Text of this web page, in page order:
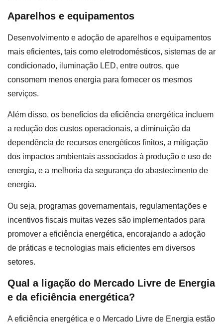
Aparelhos e equipamentos
Desenvolvimento e adoção de aparelhos e equipamentos
mais eficientes, tais como eletrodomésticos, sistemas de ar
condicionado, iluminação LED, entre outros, que
consomem menos energia para fornecer os mesmos
serviços.
Além disso, os benefícios da eficiência energética incluem
a redução dos custos operacionais, a diminuição da
dependência de recursos energéticos finitos, a mitigação
dos impactos ambientais associados à produção e uso de
energia, e a melhoria da segurança do abastecimento de
energia.
Ou seja, programas governamentais, regulamentações e
incentivos fiscais muitas vezes são implementados para
promover a eficiência energética, encorajando a adoção
de práticas e tecnologias mais eficientes em diversos
setores.
Qual a ligação do Mercado Livre de Energia
e da eficiência energética?
A eficiência energética e o Mercado Livre de Energia estão